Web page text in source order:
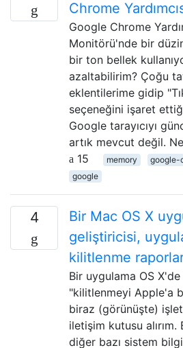
Chrome
Google Chrome
Monitörü'nde bir
bir ton bellek
azaltabilirim? Çoğu
eklentilerime gidip
seçeneğini işaret
Google tarayıcıyı
artık mevcut değil.
15
memory google-
google
4
Bir Mac OS X
geliştiricisi,
kilitlenme
Bir uygulama OS
"kilitlenmeyi Apple'a
biraz (görünüşte)
iletişim kutusu alırım.
diğer bazı sistem